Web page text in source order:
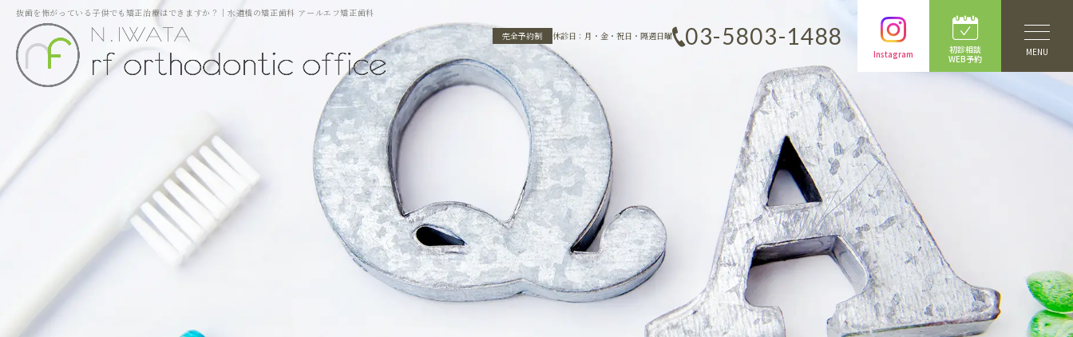
抜歯を怖がっている子供でも矯正治療はできますか？｜水道橋の矯正歯科 アールエフ矯正歯科
完全予約制
休診日：月・金・祝日・隔週日曜 03-5803-1488
Instagram
初診相談
WEB予約
MENU